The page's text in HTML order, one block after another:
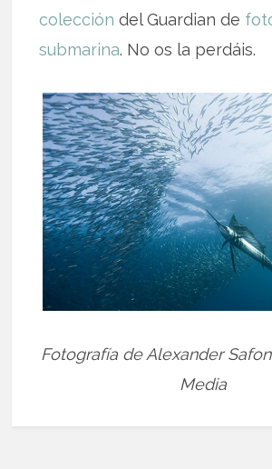
colección del Guardian de
submarina. No os la perdáis.
Fotografía de Alexander
Media